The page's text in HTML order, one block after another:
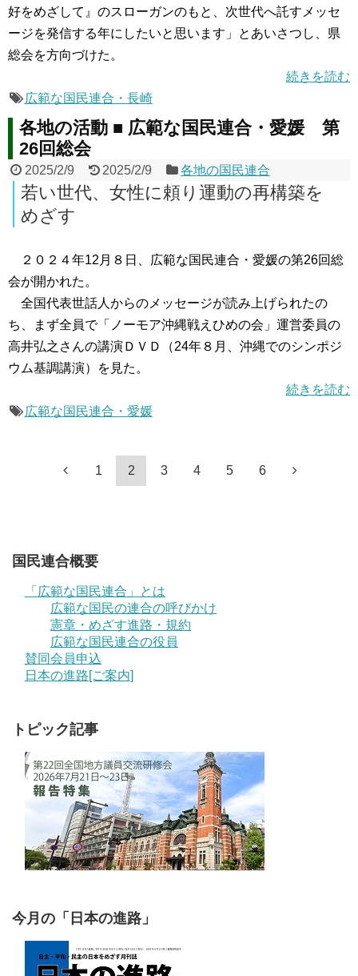
好をめざして』のスローガンのもと、次世代へ託すメッセ
ージを発信する年にしたいと思います」とあいさつし、県
総会を方向づけた。
続きを読む
広範な国民連合・長崎
各地の活動 ■ 広範な国民連合・愛媛 第
26回総会
2025/2/9 2025/2/9 各地の国民連合
若い世代、女性に頼り運動の再構築を
めざす
２０２４年12月８日、広範な国民連合・愛媛の第26回総
会が開かれた。
全国代表世話人からのメッセージが読み上げられたの
ち、まず全員で「ノーモア沖縄戦えひめの会」運営委員の
高井弘之さんの講演ＤＶＤ（24年８月、沖縄でのシンポジ
ウム基調講演）を見た。
続きを読む
広範な国民連合・愛媛
1 2 3 4 5 6
国民連合概要
「広範な国民連合」とは
広範な国民の連合の呼びかけ
憲章・めざす進路・規約
広範な国民連合の役員
賛同会員申込
日本の進路[ご案内]
トピック記事
今月の「日本の進路」